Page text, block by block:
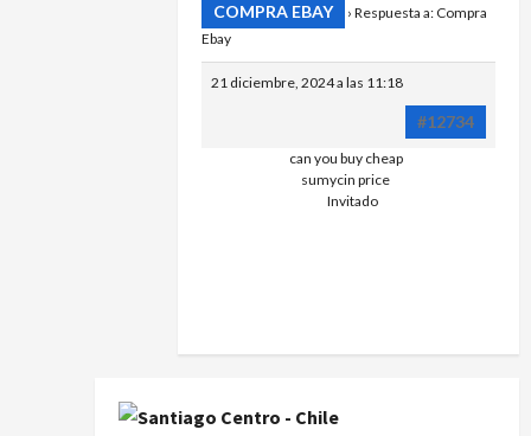
COMPRA EBAY › Respuesta a: Compra
Ebay
21 diciembre, 2024 a las 11:18
#12734
can you buy cheap
sumycin price
Invitado